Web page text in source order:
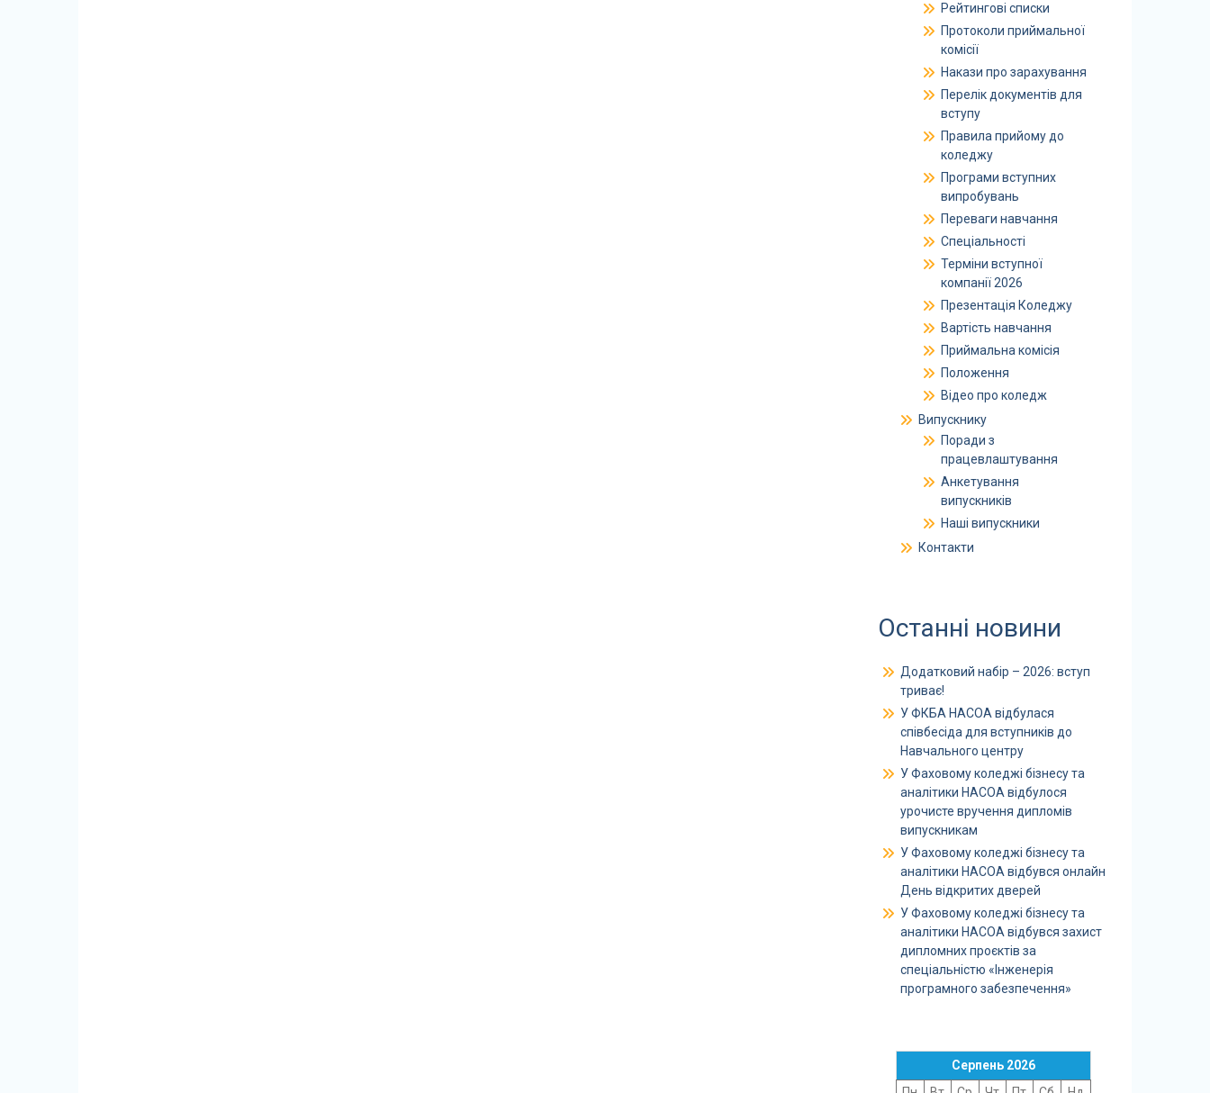
Рейтингові списки
Протоколи приймальної
комісії
Накази про зарахування
Перелік документів для
вступу
Правила прийому до
коледжу
Програми вступних
випробувань
Переваги навчання
Спеціальності
Терміни вступної
компанії 2026
Презентація Коледжу
Вартість навчання
Приймальна комісія
Положення
Відео про коледж
Випускнику
Поради з
працевлаштування
Анкетування
випускників
Наші випускники
Контакти
Останні новини
Додатковий набір – 2026: вступ
триває!
У ФКБА НАСОА відбулася
співбесіда для вступників до
Навчального центру
У Фаховому коледжі бізнесу та
аналітики НАСОА відбулося
урочисте вручення дипломів
випускникам
У Фаховому коледжі бізнесу та
аналітики НАСОА відбувся онлайн
День відкритих дверей
У Фаховому коледжі бізнесу та
аналітики НАСОА відбувся захист
дипломних проєктів за
спеціальністю «Інженерія
програмного забезпечення»
Серпень 2026